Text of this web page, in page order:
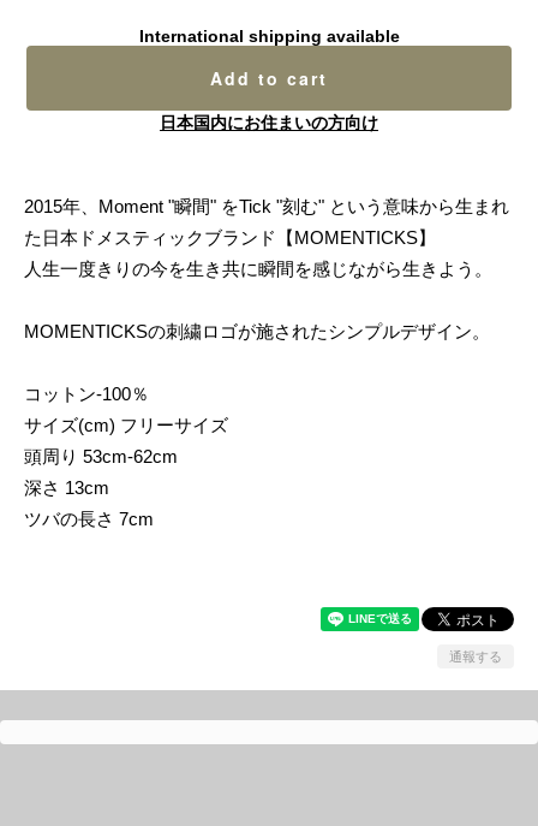
International shipping available
Add to cart
日本国内にお住まいの方向け
2015年、Moment "瞬間" をTick "刻む" という意味から生まれ
た日本ドメスティックブランド【MOMENTICKS】
人生一度きりの今を生き共に瞬間を感じながら生きよう。
MOMENTICKSの刺繍ロゴが施されたシンプルデザイン。
コットン-100％
サイズ(cm) フリーサイズ
頭周り 53cm-62cm
深さ 13cm
ツバの長さ 7cm
通報する